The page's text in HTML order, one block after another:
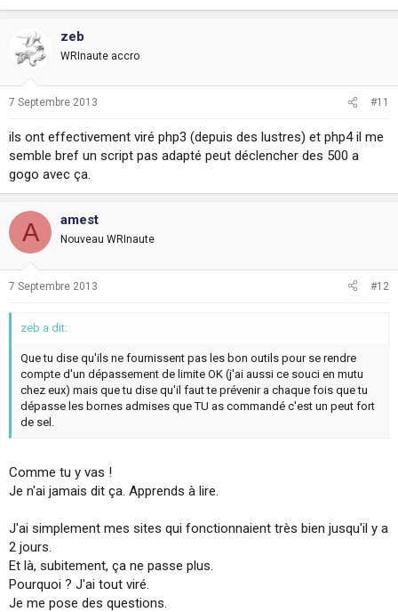
zeb
WRInaute accro
7 Septembre 2013 #11
ils ont effectivement viré php3 (depuis des lustres) et php4 il me
semble bref un script pas adapté peut déclencher des 500 a
gogo avec ça.
A amest
Nouveau WRInaute
7 Septembre 2013 #12
zeb a dit:
Que tu dise qu'ils ne fournissent pas les bon outils pour se rendre
compte d'un dépassement de limite OK (j'ai aussi ce souci en mutu
chez eux) mais que tu dise qu'il faut te prévenir a chaque fois que tu
dépasse les bornes admises que TU as commandé c'est un peut fort
de sel.
Comme tu y vas !
Je n'ai jamais dit ça. Apprends à lire.
J'ai simplement mes sites qui fonctionnaient très bien jusqu'il y a
2 jours.
Et là, subitement, ça ne passe plus.
Pourquoi ? J'ai tout viré.
Je me pose des questions.